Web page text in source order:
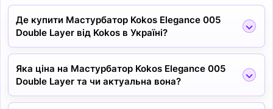
Де купити Мастурбатор Kokos Elegance 005
Double Layer від Kokos в Україні?
Яка ціна на Мастурбатор Kokos Elegance 005
Double Layer та чи актуальна вона?